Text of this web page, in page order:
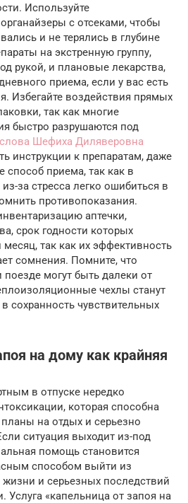
Используйте
с отсеками, чтобы
и не терялись в глубине
на экстренную группу,
рукой, и плановые лекарства,
приема, если у вас есть
Избегайте воздействия прямых
так как многие
быстро разрушаются под
Шефиха Диляверовна
инструкции к препаратам, даже
способ приема, так как в
за стресса легко ошибиться в
противопоказания.
аптечки,
срок годности которых
так как их эффективность
сомнения. Помните, что
могут быть далеки от
чехлы станут
чувствительных
на дому как крайняя
в отпуске нередко
которая способна
на отдых и серьезно
ситуация выходит из-под
помощь становится
способом выйти из
жизни и серьезных последствий
Услуга «капельница от запоя на